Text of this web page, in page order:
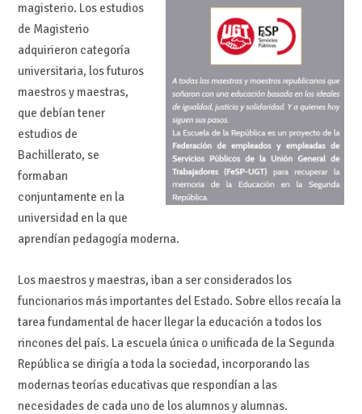
magisterio. Los estudios
de Magisterio
adquirieron categoría
universitaria, los futuros
maestros y maestras,
que debían tener
estudios de
Bachillerato, se
formaban
conjuntamente en la
universidad en la que
aprendían pedagogía moderna.
Los maestros y maestras, iban a ser considerados los
funcionarios más importantes del Estado. Sobre ellos recaía la
tarea fundamental de hacer llegar la educación a todos los
rincones del país. La escuela única o unificada de la Segunda
República se dirigía a toda la sociedad, incorporando las
modernas teorías educativas que respondían a las
necesidades de cada uno de los alumnos y alumnas.